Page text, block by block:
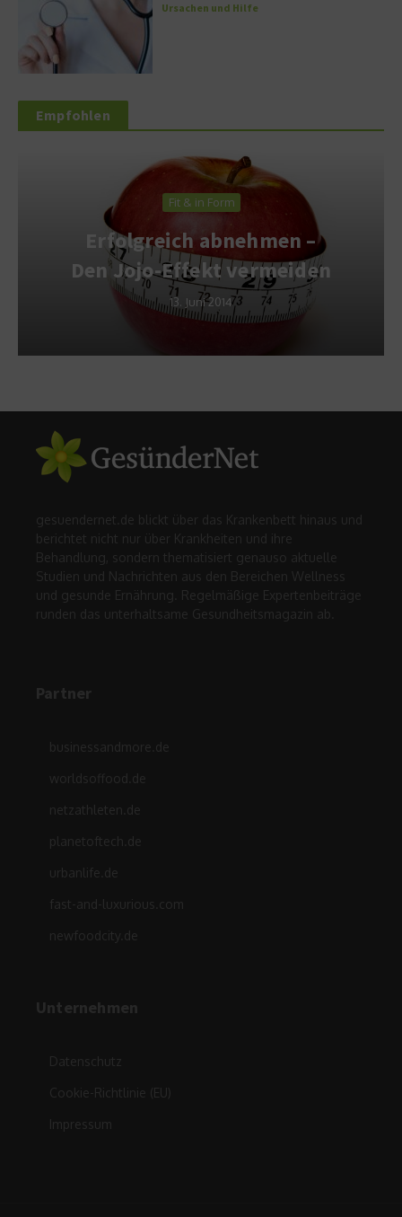
Ursachen und Hilfe
Empfohlen
Fit & in Form
Erfolgreich abnehmen –
Den Jojo-Effekt vermeiden
13. Juni 2014
gesuendernet.de blickt über das Krankenbett hinaus und
berichtet nicht nur über Krankheiten und ihre
Behandlung, sondern thematisiert genauso aktuelle
Studien und Nachrichten aus den Bereichen Wellness
und gesunde Ernährung. Regelmäßige Expertenbeiträge
runden das unterhaltsame Gesundheitsmagazin ab.
Partner
businessandmore.de
worldsoffood.de
netzathleten.de
planetoftech.de
urbanlife.de
fast-and-luxurious.com
newfoodcity.de
Unternehmen
Datenschutz
Cookie-Richtlinie (EU)
Impressum